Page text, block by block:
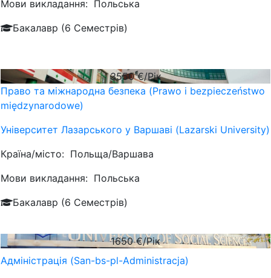
Мови викладання: Польська
Бакалавр (6 Семестрів)
3550€/Рік
Право та міжнародна безпека (Prawo i bezpieczeństwo
międzynarodowe)
Університет Лазарського у Варшаві (Lazarski University)
Країна/місто: Польща/Варшава
Мови викладання: Польська
Бакалавр (6 Семестрів)
1650€/Рік
Адміністрація (San-bs-pl-Administracja)